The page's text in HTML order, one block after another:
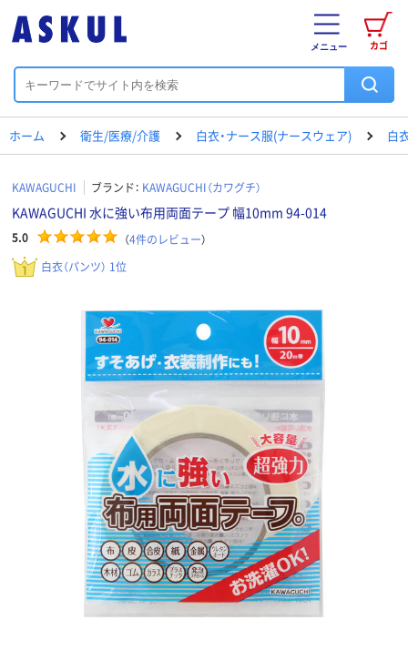
カゴ
メニュー
ホーム 衛生/医療/介護 白衣・ナース服(ナースウェア) 白
KAWAGUCHI ブランド： KAWAGUCHI（カワグチ）
KAWAGUCHI 水に強い布用両面テープ 幅10mm 94-014
5.0 （4件のレビュー）
白衣（パンツ） 1位